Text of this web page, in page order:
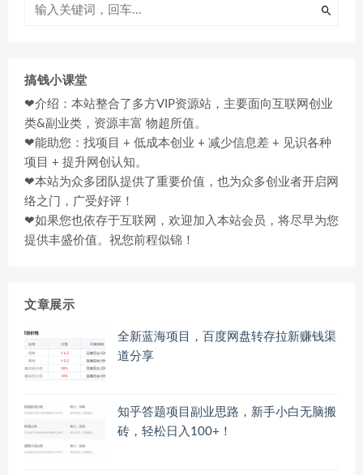
搞钱小课堂
❤介绍：本站整合了多方VIP资源站，主要面向互联网创业
类&副业类，资源丰富 物超所值。
❤能助您：找项目 + 低成本创业 + 减少信息差 + 见识各种
项目 + 提升网创认知。
❤本站为众多团队提供了重要价值，也为众多创业者开启网
络之门，广受好评！
❤如果您也依存于互联网，欢迎加入本站会员，将尽早为您
提供丰盛价值。祝您前程似锦！
文章展示
全新蓝海项目，百度网盘转存拉新赚钱渠
道分享
知乎答题项目副业思路，新手小白无脑搬
砖，轻松日入100+！